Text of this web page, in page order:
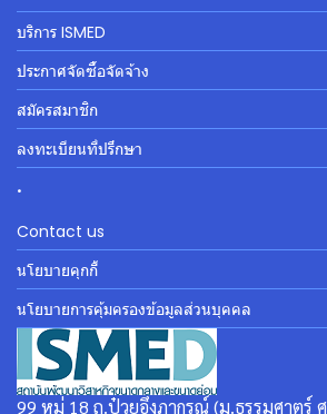
บริการ ISMED
ประกาศจัดซื้อจัดจ้าง
สมัครสมาชิก
ลงทะเบียนที่ปรึกษา
.
Contact us
นโยบายคุกกี้
นโยบายการคุ้มครองข้อมูลส่วนบุคคล
99 หมู่ 18 ถ.ป๋วยอึ๊งภากรณ์ (ม.ธรรมศาตร์